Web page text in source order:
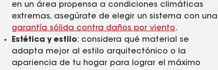
en un área propensa a condiciones climáticas
extremas, asegúrate de elegir un sistema con una
garantía sólida contra daños por viento.
Estética y estilo: considera qué material se
adapta mejor al estilo arquitectónico o la
apariencia de tu hogar para lograr el máximo